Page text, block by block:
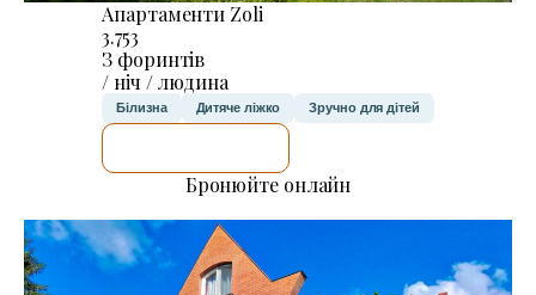
Апартаменти Zoli
3.753
З форинтів
/ ніч / людина
Білизна Дитяче ліжко Зручно для дітей
Бронюйте онлайн